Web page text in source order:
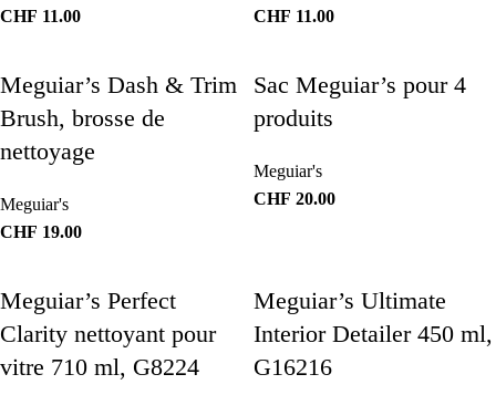
CHF 11.00
CHF 11.00
Meguiar’s Dash & Trim
Brush, brosse de
nettoyage
Meguiar's
CHF 19.00
Sac Meguiar’s pour 4
produits
Meguiar's
CHF 20.00
Meguiar’s Perfect
Clarity nettoyant pour
vitre 710 ml, G8224
Meguiar’s Ultimate
Interior Detailer 450 ml,
G16216